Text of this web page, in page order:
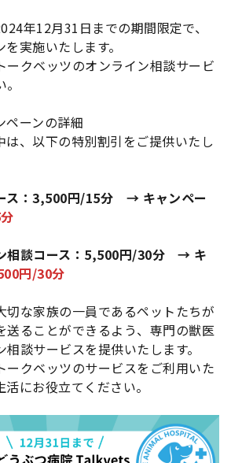
年12月31日までの期間限定で、
実施いたします。
ークベッツのオンライン相談サービ
ペーンの詳細
は、以下の特別割引をご提供いたし
ス：3,500円/15分 → キャンペー
相談コース：5,500円/30分 → キ
円/30分
切な家族の一員であるペットたちが
送ることができるよう、専門の獣医
談サービスを提供いたします。
ークベッツのサービスをご利用いた
にお役立てください。